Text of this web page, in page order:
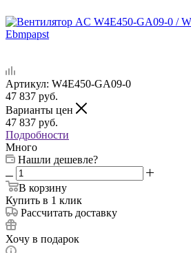
Артикул: W4E450-GA09-0
47 837 руб.
Варианты цен
47 837 руб.
Подробности
Много
Нашли дешевле?
В корзину
Купить в 1 клик
Рассчитать доставку
Хочу в подарок